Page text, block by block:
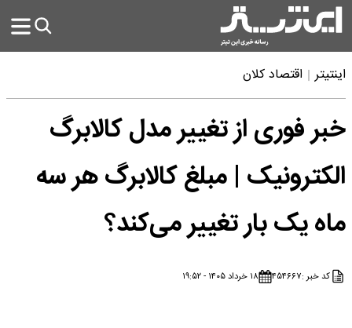
اینتیتر اقتصاد کلان
خبر فوری از تغییر مدل کالابرگ
الکترونیک | مبلغ کالابرگ هر سه
ماه یک بار تغییر می‌کند؟
کد خبر :۴۵۴۶۶۷ ۱۸ خرداد ۱۴۰۵ - ۱۹:۵۲